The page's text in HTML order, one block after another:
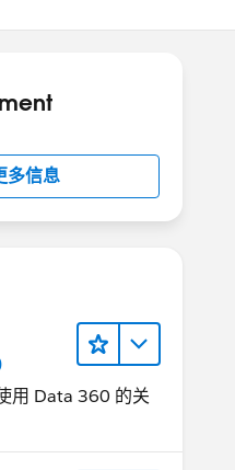
多信息
用 Data 360 的关